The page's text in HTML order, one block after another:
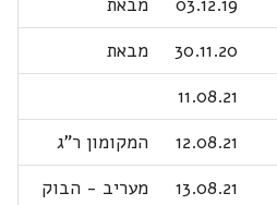
30.11.20
מבאת
11.08.21
12.08.21
המקומון ר"ג
13.08.21
מעריב - הבוק